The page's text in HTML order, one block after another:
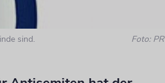
sind. Foto: PR